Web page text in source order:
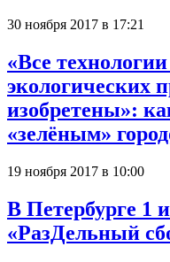
30 ноября 2017 в 17:21
«Все
экологических
изобретены»:
«зелёным»
19 ноября 2017 в 10:00
В Петербурге 1
«РазДельный